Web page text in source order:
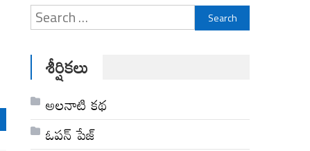
Search
for:
శీర్షికలు
అల‌నాటి క‌థ‌
ఓపన్ పేజ్